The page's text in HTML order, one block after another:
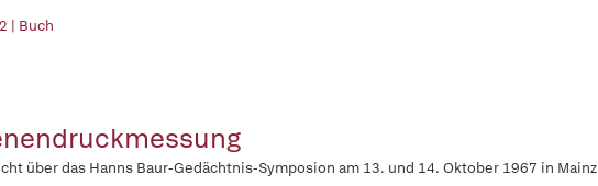
| Buch
über das Hanns Baur-Gedächtnis-Symposion am 13. und 14. Oktober 1967 in Mainz